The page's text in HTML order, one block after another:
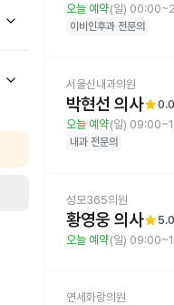
오늘 예약(일)
이비인후과 전문의
서울신내과의원
박현선 의사star0.0
오늘 예약(일)
내과 전문의
성모365의원
황영웅 의사star5.0
오늘 예약(일)
연세화랑의원